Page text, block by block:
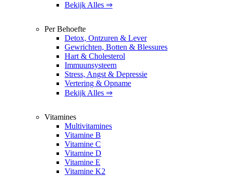
Bekijk Alles ⇒
Per Behoefte
Detox, Ontzuren & Lever
Gewrichten, Botten & Blessures
Hart & Cholesterol
Immuunsysteem
Stress, Angst & Depressie
Vertering & Opname
Bekijk Alles ⇒
Vitamines
Multivitamines
Vitamine B
Vitamine C
Vitamine D
Vitamine E
Vitamine K2